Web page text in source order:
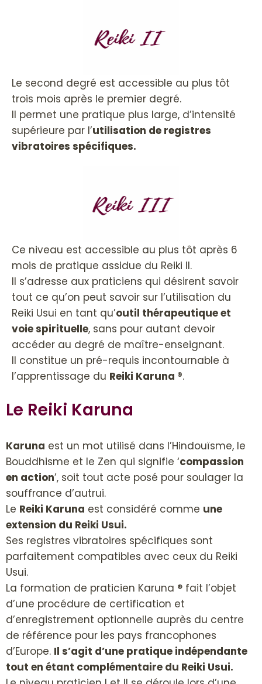
Le second degré est accessible au plus tôt
trois mois après le premier degré.
Il permet une pratique plus large, d’intensité
supérieure par l’utilisation de registres
vibratoires spécifiques.
Ce niveau est accessible au plus tôt après 6
mois de pratique assidue du Reiki II.
Il s’adresse aux praticiens qui désirent savoir
tout ce qu’on peut savoir sur l’utilisation du
Reiki Usui en tant qu’outil thérapeutique et
voie spirituelle, sans pour autant devoir
accéder au degré de maître-enseignant.
Il constitue un pré-requis incontournable à
l’apprentissage du Reiki Karuna ®.
Le Reiki Karuna
Karuna est un mot utilisé dans l’Hindouïsme, le
Bouddhisme et le Zen qui signifie ‘compassion
en action’, soit tout acte posé pour soulager la
souffrance d’autrui.
Le Reiki Karuna est considéré comme une
extension du Reiki Usui.
Ses registres vibratoires spécifiques sont
parfaitement compatibles avec ceux du Reiki
Usui.
La formation de praticien Karuna ® fait l’objet
d’une procédure de certification et
d’enregistrement optionnelle auprès du centre
de référence pour les pays francophones
d’Europe. Il s’agit d’une pratique indépendante
tout en étant complémentaire du Reiki Usui.